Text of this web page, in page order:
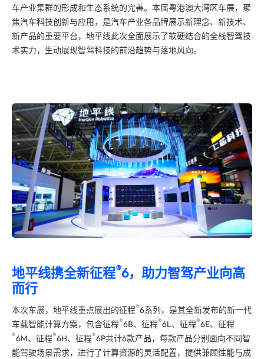
车产业集群的形成和生态系统的完善。本届粤港澳大湾区车展，聚
焦汽车科技创新与应用，是汽车产业各品牌展示新理念、新技术、
新产品的重要平台，地平线此次全面展示了软硬结合的全栈智驾技
术实力，生动展现智驾科技的前沿趋势与落地风向。
地平线携全新征程®6，助力智驾产业向高
而行
本次车展，地平线重点展出的征程®6系列，是其全新发布的新一代
车载智能计算方案，包含征程®6B、征程®6L、征程®6E、征程
®6M、征程®6H、征程®6P共计6款产品，每款产品分别面向不同智
能驾驶场景需求，进行了计算资源的灵活配置，提供兼顾性能与成